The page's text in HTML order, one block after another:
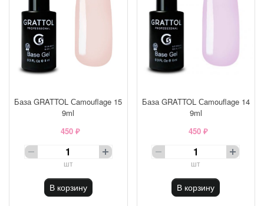
База GRATTOL Сamouflage 15
9ml
450 ₽
шт
В корзину
База GRATTOL Сamouflage 14
9ml
450 ₽
шт
В корзину